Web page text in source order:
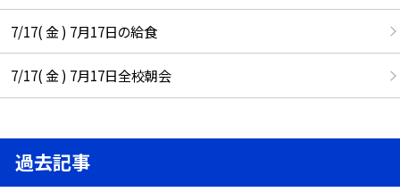
7/17( 金 ) 7月17日の給食
7/17( 金 ) 7月17日全校朝会
過去記事